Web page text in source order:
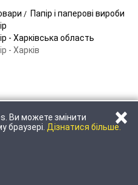
Папір і паперові вироби
- Харківська область
- Харків
Ви можете змінити
браузері. Дізнатися більше.×
НАПИСАТИ